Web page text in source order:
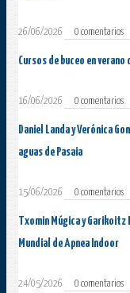
26/06/2026 0 comentarios
Cursos de buceo en
16/06/2026 0 comentarios
Daniel Landa y Verónica
aguas de Pasaia
15/06/2026 0 comentarios
Txomin Múgica y
Mundial de Apnea Indoor
24/05/2026 0 comentarios